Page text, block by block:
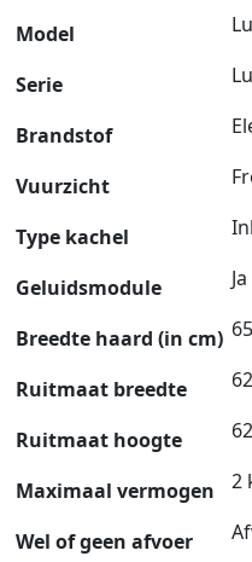
Model
Serie
Brandstof
Vuurzicht
Type kachel
Geluidsmodule Ja
Breedte haard (in cm)
Ruitmaat breedte
Ruitmaat hoogte
Maximaal vermogen 2
Wel of geen afvoer